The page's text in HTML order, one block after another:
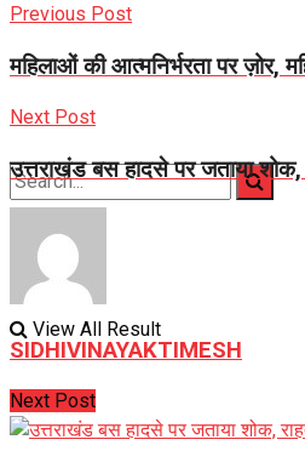
No Result
View All Result
Previous Post
महिलाओं की आत्मनिर्भरता पर ज़ोर,
Next Post
उत्तराखंड बस हादसे पर जताया
SIDHIVINAYAKTIMESH
Next Post